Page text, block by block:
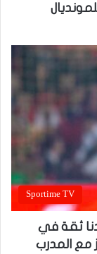
Sportime TV
ثقة في
مع المدرب